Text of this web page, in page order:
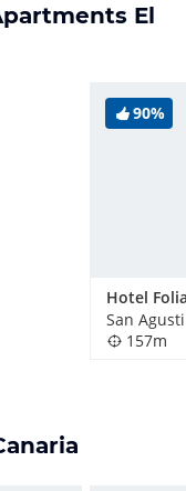
El
90%
San
157m